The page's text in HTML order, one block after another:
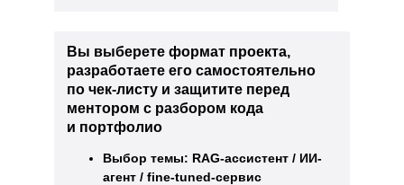
Вы выберете формат проекта,
разработаете его самостоятельно
по чек-листу и защитите перед
ментором с разбором кода
и портфолио
Выбор темы: RAG-ассистент / ИИ-
агент / fine-tuned-сервис